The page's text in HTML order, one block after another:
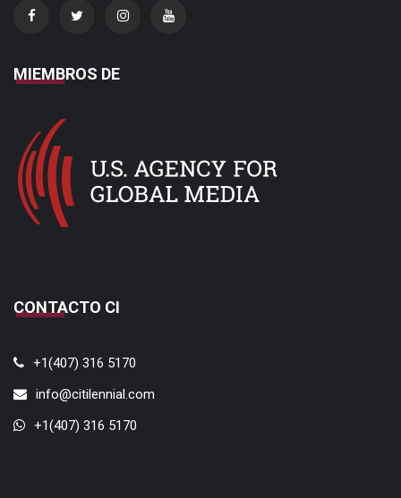
MIEMBROS DE
CONTACTO CI
+1(407) 316 5170
info@citilennial.com
+1(407) 316 5170